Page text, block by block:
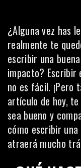
¿Alguna vez has
realmente te
escribir una
impacto? Escribir
no es fácil. ¡Pero
artículo de hoy,
sea bueno y
cómo escribir
atraerá mucho